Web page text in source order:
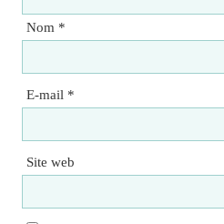
Nom *
E-mail *
Site web